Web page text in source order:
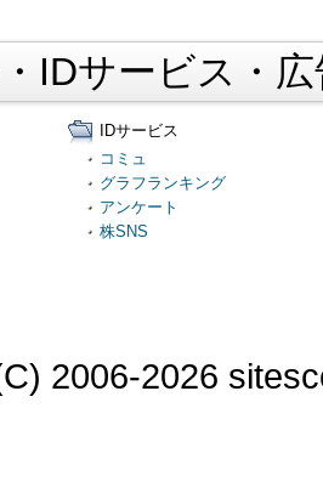
IDサービス・
IDサービス
コミュ
グラフランキング
アンケート
株SNS
2006-2026